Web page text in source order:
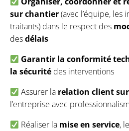
sur chantier(avec l’équipe, les
traitants) dans le respect des
desdélais
Garantir la conformité
la sécurité des interventions
Assurer la relation client
l’entreprise avec
Réaliser la mise en service,